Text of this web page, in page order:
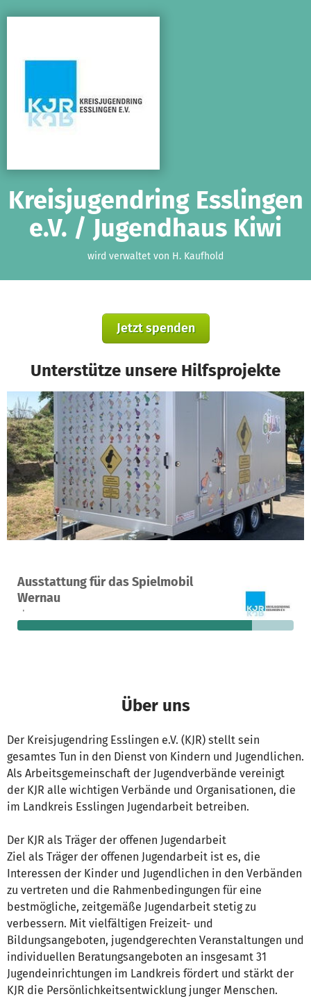
Kreisjugendring Esslingen
e.V. / Jugendhaus Kiwi
wird verwaltet von H. Kaufhold
Jetzt spenden
Unterstütze unsere Hilfsprojekte
Ausstattung für das Spielmobil
Wernau
Ein Projekt in Wernau (Neckar), Deutschland
26 85 % 378 €
fehlen noch
Über uns
Der Kreisjugendring Esslingen e.V. (KJR) stellt sein
gesamtes Tun in den Dienst von Kindern und Jugendlichen.
Als Arbeitsgemeinschaft der Jugendverbände vereinigt
der KJR alle wichtigen Verbände und Organisationen, die
im Landkreis Esslingen Jugendarbeit betreiben.
Der KJR als Träger der offenen Jugendarbeit
Ziel als Träger der offenen Jugendarbeit ist es, die
Interessen der Kinder und Jugendlichen in den Verbänden
zu vertreten und die Rahmenbedingungen für eine
bestmögliche, zeitgemäße Jugendarbeit stetig zu
verbessern. Mit vielfältigen Freizeit- und
Bildungsangeboten, jugendgerechten Veranstaltungen und
individuellen Beratungsangeboten an insgesamt 31
Jugendeinrichtungen im Landkreis fördert und stärkt der
KJR die Persönlichkeitsentwicklung junger Menschen.